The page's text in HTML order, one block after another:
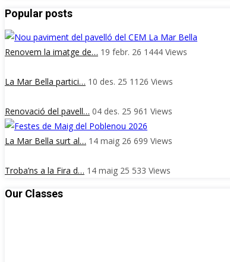
Popular posts
Renovem la imatge de… 19 febr. 26 1444 Views
La Mar Bella partici… 10 des. 25 1126 Views
Renovació del pavell… 04 des. 25 961 Views
La Mar Bella surt al… 14 maig 26 699 Views
Troba’ns a la Fira d… 14 maig 25 533 Views
Our Classes